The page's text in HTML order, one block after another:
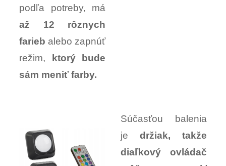
podľa potreby, má
až 12 rôznych
farieb alebo zapnúť
režim,
ktorý bude
sám meniť farby.
Súčasťou balenia
je držiak, takže
diaľkový ovládač